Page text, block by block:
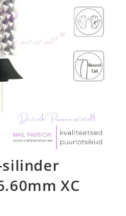
XC